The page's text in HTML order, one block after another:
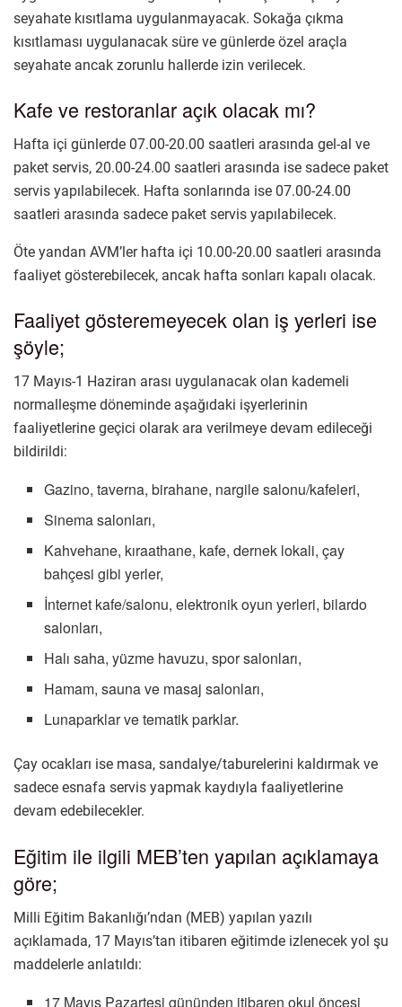
seyahate kısıtlama uygulanmayacak. Sokağa çıkma
kısıtlaması uygulanacak süre ve günlerde özel araçla
seyahate ancak zorunlu hallerde izin verilecek.
Kafe ve restoranlar açık olacak mı?
Hafta içi günlerde 07.00-20.00 saatleri arasında gel-al ve
paket servis, 20.00-24.00 saatleri arasında ise sadece paket
servis yapılabilecek. Hafta sonlarında ise 07.00-24.00
saatleri arasında sadece paket servis yapılabilecek.
Öte yandan AVM’ler hafta içi 10.00-20.00 saatleri arasında
faaliyet gösterebilecek, ancak hafta sonları kapalı olacak.
Faaliyet gösteremeyecek olan iş yerleri ise
şöyle;
17 Mayıs-1 Haziran arası uygulanacak olan kademeli
normalleşme döneminde aşağıdaki işyerlerinin
faaliyetlerine geçici olarak ara verilmeye devam edileceği
bildirildi:
Gazino, taverna, birahane, nargile salonu/kafeleri,
Sinema salonları,
Kahvehane, kıraathane, kafe, dernek lokali, çay
bahçesi gibi yerler,
İnternet kafe/salonu, elektronik oyun yerleri, bilardo
salonları,
Halı saha, yüzme havuzu, spor salonları,
Hamam, sauna ve masaj salonları,
Lunaparklar ve tematik parklar.
Çay ocakları ise masa, sandalye/taburelerini kaldırmak ve
sadece esnafa servis yapmak kaydıyla faaliyetlerine
devam edebilecekler.
Eğitim ile ilgili MEB’ten yapılan açıklamaya
göre;
Milli Eğitim Bakanlığı’ndan (MEB) yapılan yazılı
açıklamada, 17 Mayıs’tan itibaren eğitimde izlenecek yol şu
maddelerle anlatıldı:
17 Mayıs Pazartesi gününden itibaren okul öncesi